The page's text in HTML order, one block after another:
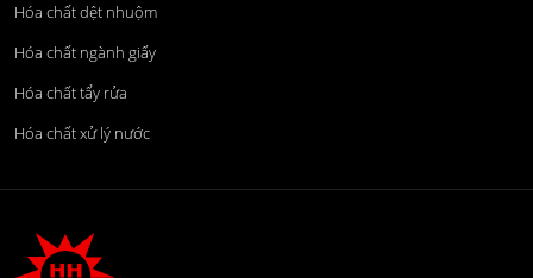
Hóa chất dệt nhuộm
Hóa chất ngành giấy
Hóa chất tẩy rửa
Hóa chất xử lý nước